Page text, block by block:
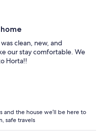
clean, new, and
our stay comfortable. We
Horta!!
and the house we’ll be here to
safe travels